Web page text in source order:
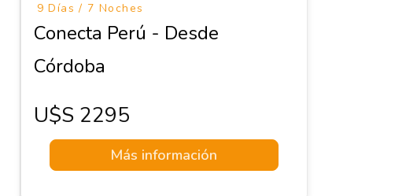
9 Días / 7 Noches
Conecta Perú - Desde
Córdoba
U$s 2295
Más información